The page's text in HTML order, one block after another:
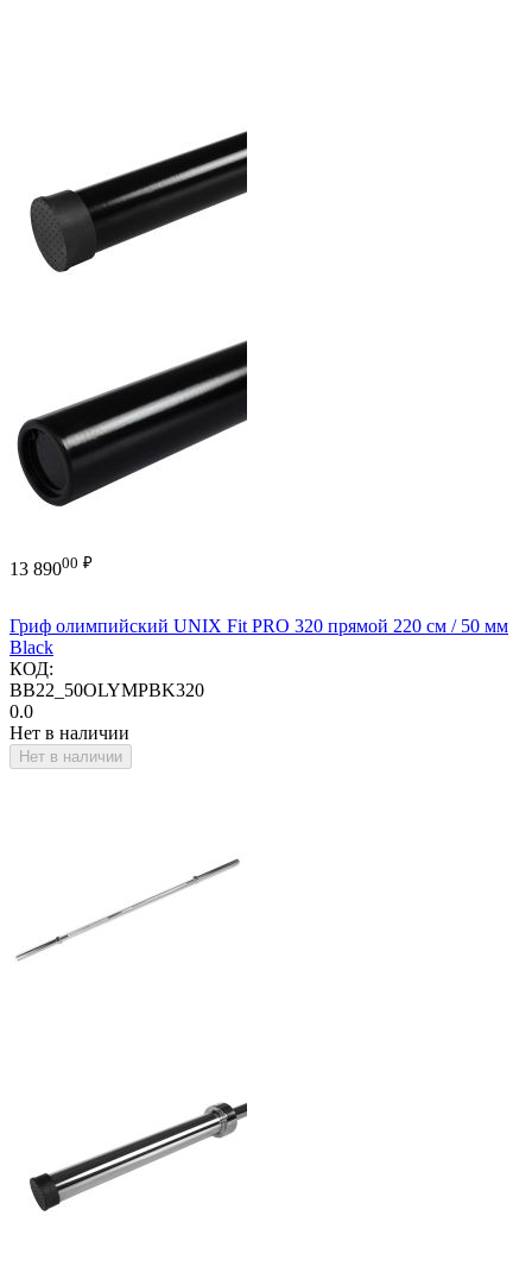
13 89000 ₽
Гриф олимпийский UNIX Fit PRO 320 прямой 220 см / 50 мм
Black
КОД:
BB22_50OLYMPBK320
0.0
Нет в наличии
Нет в наличии